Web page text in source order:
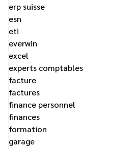
erp suisse
esn
eti
everwin
excel
experts comptables
facture
factures
finance personnel
finances
formation
garage